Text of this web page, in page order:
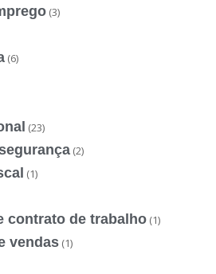
(3)
(6)
(23)
(2)
(1)
contrato de trabalho (1)
vendas (1)